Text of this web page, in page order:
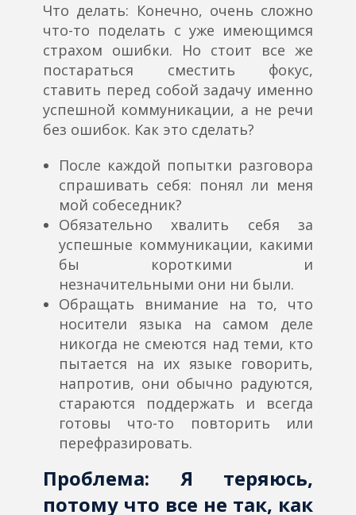
Что делать: Конечно, очень сложно
что-то поделать с уже имеющимся
страхом ошибки. Но стоит все же
постараться сместить фокус,
ставить перед собой задачу именно
успешной коммуникации, а не речи
без ошибок. Как это сделать?
После каждой попытки разговора
спрашивать себя: понял ли меня
мой собеседник?
Обязательно хвалить себя за
успешные коммуникации, какими
бы короткими и
незначительными они ни были.
Обращать внимание на то, что
носители языка на самом деле
никогда не смеются над теми, кто
пытается на их языке говорить,
напротив, они обычно радуются,
стараются поддержать и всегда
готовы что-то повторить или
перефразировать.
Проблема: Я теряюсь,
потому что все не так, как